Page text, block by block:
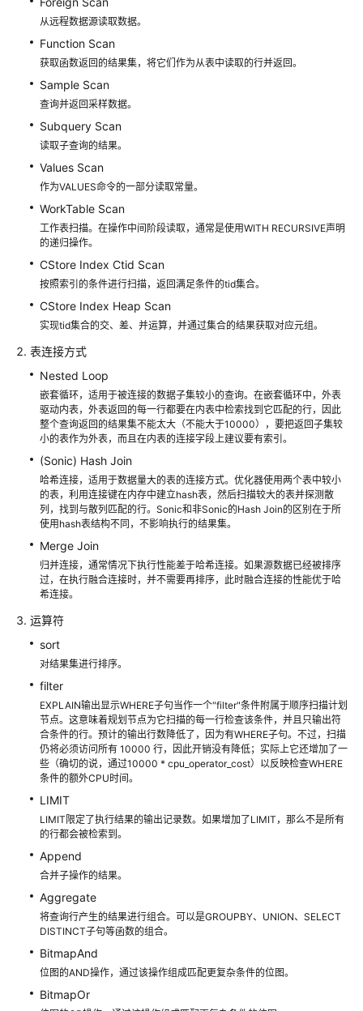
指
南
（分
布
式
_V2.0-
开
发
指
南
（集
中
式
_V2.0-
数
据
系
统
概
述
管
理
数
据
库
安
全
数
入
门
开
发
设
计
建
议
程
开
发
教
从远程数据源读取数据。
Function Scan
获取函数返回的结果集，将它们作为从表中读取的行并返回。
Sample Scan
查询并返回采样数据。
Subquery Scan
读取子查询的结果。
Values Scan
作为VALUES命令的一部分读取常量。
WorkTable Scan
工作表扫描。在操作中间阶段读取，通常是使用WITH RECURSIVE声明
的递归操作。
CStore Index Ctid Scan
按照索引的条件进行扫描，返回满足条件的tid集合。
CStore Index Heap Scan
实现tid集合的交、差、并运算，并通过集合的结果获取对应元组。
表连接方式
Nested Loop
嵌套循环，适用于被连接的数据子集较小的查询。在嵌套循环中，外表
驱动内表，外表返回的每一行都要在内表中检索找到它匹配的行，因此
整个查询返回的结果集不能太大（不能大于10000），要把返回子集较
小的表作为外表，而且在内表的连接字段上建议要有索引。
(Sonic) Hash Join
哈希连接，适用于数据量大的表的连接方式。优化器使用两个表中较小
的表，利用连接键在内存中建立hash表，然后扫描较大的表并探测散
列，找到与散列匹配的行。Sonic和非Sonic的Hash Join的区别在于所
使用hash表结构不同，不影响执行的结果集。
Merge Join
归并连接，通常情况下执行性能差于哈希连接。如果源数据已经被排序
过，在执行融合连接时，并不需要再排序，此时融合连接的性能优于哈
希连接。
运算符
sort
对结果集进行排序。
filter
EXPLAIN输出显示WHERE子句当作一个"filter"条件附属于顺序扫描计划
节点。这意味着规划节点为它扫描的每一行检查该条件，并且只输出符
合条件的行。预计的输出行数降低了，因为有WHERE子句。不过，扫描
仍将必须访问所有 10000 行，因此开销没有降低；实际上它还增加了一
些（确切的说，通过10000 * cpu_operator_cost）以反映检查WHERE
条件的额外CPU时间。
LIMIT
LIMIT限定了执行结果的输出记录数。如果增加了LIMIT，那么不是所有
的行都会被检索到。
Append
合并子操作的结果。
Aggregate
将查询行产生的结果进行组合。可以是GROUPBY、UNION、SELECT
DISTINCT子句等函数的组合。
BitmapAnd
位图的AND操作，通过该操作组成匹配更复杂条件的位图。
BitmapOr